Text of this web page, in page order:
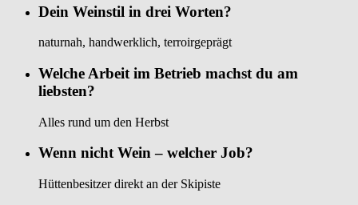
Dein Weinstil in drei Worten?
naturnah, handwerklich, terroirgeprägt
Welche Arbeit im Betrieb machst du am
liebsten?
Alles rund um den Herbst
Wenn nicht Wein – welcher Job?
Hüttenbesitzer direkt an der Skipiste